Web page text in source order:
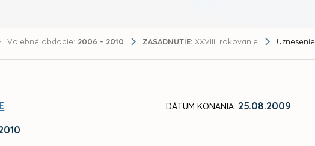
Volebné obdobie: 2006 - 2010 ZASADNUTIE: XXVIII. rokovanie Uznesenie
DÁTUM KONANIA: 25.08.2009